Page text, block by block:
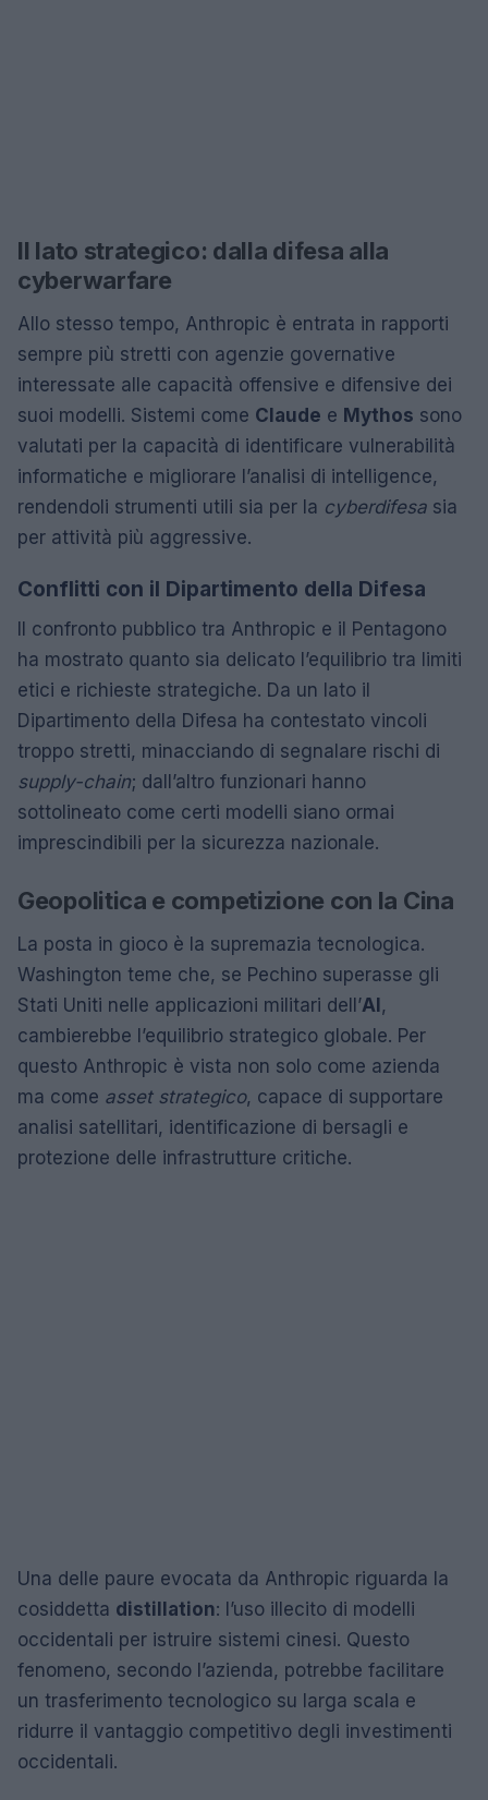
Il lato strategico: dalla difesa alla
cyberwarfare
Allo stesso tempo, Anthropic è entrata in rapporti
sempre più stretti con agenzie governative
interessate alle capacità offensive e difensive dei
suoi modelli. Sistemi come Claude e Mythos sono
valutati per la capacità di identificare vulnerabilità
informatiche e migliorare l’analisi di intelligence,
rendendoli strumenti utili sia per la cyberdifesa sia
per attività più aggressive.
Conflitti con il Dipartimento della Difesa
Il confronto pubblico tra Anthropic e il Pentagono
ha mostrato quanto sia delicato l’equilibrio tra limiti
etici e richieste strategiche. Da un lato il
Dipartimento della Difesa ha contestato vincoli
troppo stretti, minacciando di segnalare rischi di
supply-chain; dall’altro funzionari hanno
sottolineato come certi modelli siano ormai
imprescindibili per la sicurezza nazionale.
Geopolitica e competizione con la Cina
La posta in gioco è la supremazia tecnologica.
Washington teme che, se Pechino superasse gli
Stati Uniti nelle applicazioni militari dell’AI ,
cambierebbe l’equilibrio strategico globale. Per
questo Anthropic è vista non solo come azienda
ma come asset strategico, capace di supportare
analisi satellitari, identificazione di bersagli e
protezione delle infrastrutture critiche.
Una delle paure evocata da Anthropic riguarda la
cosiddetta distillation: l’uso illecito di modelli
occidentali per istruire sistemi cinesi. Questo
fenomeno, secondo l’azienda, potrebbe facilitare
un trasferimento tecnologico su larga scala e
ridurre il vantaggio competitivo degli investimenti
occidentali.